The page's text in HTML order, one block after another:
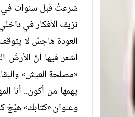
شرعتُ قبل سنوات في
نزيف الأفكار في
العودة هاجسٌ لا
أشعر فيها أنَّ الأرضَ
«مصلحة العيش»
يهمها من أكون.. أنا
وعنوان «كتابك» هيَّجَ